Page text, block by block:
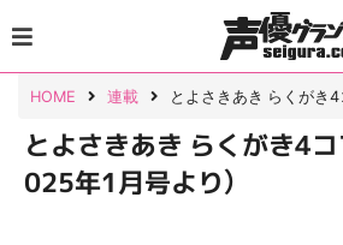
to
content
HOME 連載 とよさきあき らくがき
とよさきあき らくがき4
025年1月号より）